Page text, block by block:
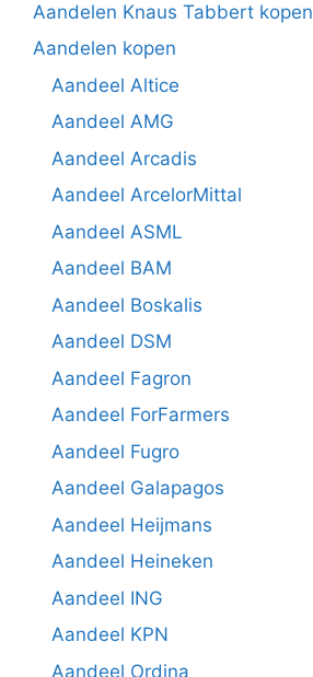
Aandelen Knaus Tabbert kopen
Aandelen kopen
Aandeel Altice
Aandeel AMG
Aandeel Arcadis
Aandeel ArcelorMittal
Aandeel ASML
Aandeel BAM
Aandeel Boskalis
Aandeel DSM
Aandeel Fagron
Aandeel ForFarmers
Aandeel Fugro
Aandeel Galapagos
Aandeel Heijmans
Aandeel Heineken
Aandeel ING
Aandeel KPN
Aandeel Ordina